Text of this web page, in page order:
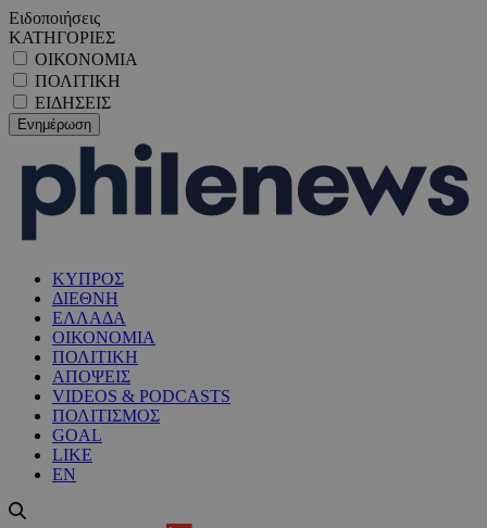
Ειδοποιήσεις
ΚΑΤΗΓΟΡΙΕΣ
ΟΙΚΟΝΟΜΙΑ
ΠΟΛΙΤΙΚΗ
ΕΙΔΗΣΕΙΣ
ΚΥΠΡΟΣ
ΔΙΕΘΝΗ
ΕΛΛΑΔΑ
ΟΙΚΟΝΟΜΙΑ
ΠΟΛΙΤΙΚΗ
ΑΠΟΨΕΙΣ
VIDEOS & PODCASTS
ΠΟΛΙΤΙΣΜΟΣ
GOAL
LIKE
EN